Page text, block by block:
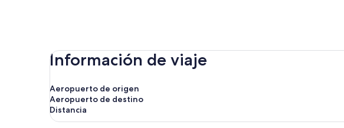
Información de viaje
Aeropuerto de origen
Aeropuerto de destino
Distancia